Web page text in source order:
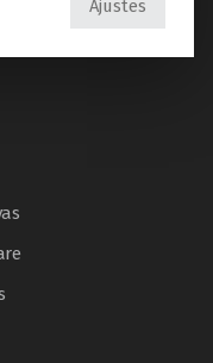
Ajustes